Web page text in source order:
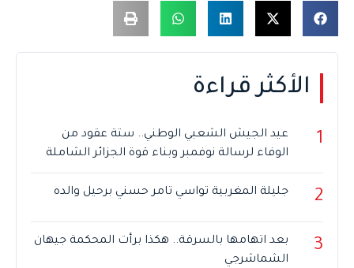
الأكثر قراءة
1
عيد الجيش الشعبي الوطني.. ستة عقود من
الوفاء لرسالة نوفمبر وبناء قوة الجزائر الشاملة
2 جليلة المغربية تواسي تامر حسني برحيل والده
3
بعد اتهامها بالسرقة.. هكذا برأت المحكمة جيهان
الشماشرجي